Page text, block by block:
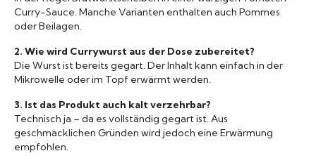
Curry-Sauce. Manche Varianten enthalten auch Pommes
oder Beilagen.
2. Wie wird Currywurst aus der Dose zubereitet?
Die Wurst ist bereits gegart. Der Inhalt kann einfach in der
Mikrowelle oder im Topf erwärmt werden.
3. Ist das Produkt auch kalt verzehrbar?
Technisch ja – da es vollständig gegart ist. Aus
geschmacklichen Gründen wird jedoch eine Erwärmung
empfohlen.